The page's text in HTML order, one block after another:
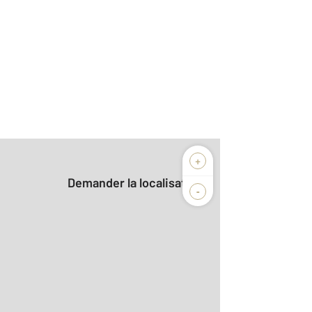
+
-
Demander la localisation